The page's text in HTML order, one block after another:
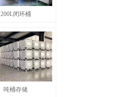
200L闭环桶
吨桶存储